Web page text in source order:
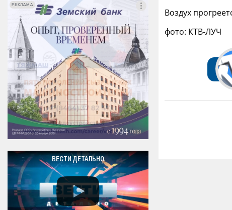
РЕКЛАМА
РЕКЛАМА
ВЕСТИ ДЕТАЛЬНО
Воздух
фото: КТВ-ЛУЧ